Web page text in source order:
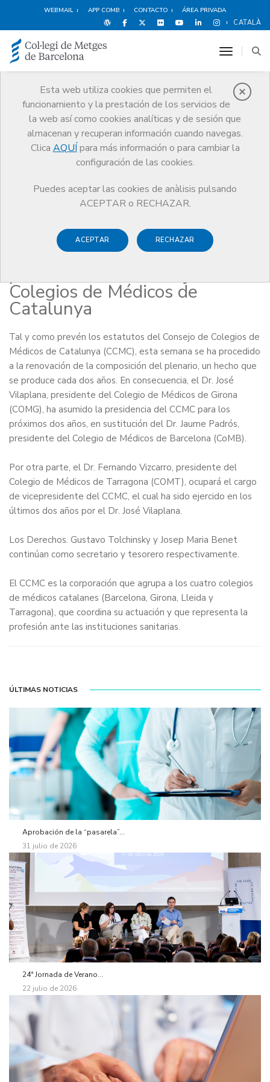
WEBMAIL APP COMB CONTACTO ÁREA PRIVADA
CATALÀ
Esta web utiliza cookies que permiten el
funcionamiento y la prestación de los servicios de
la web así como cookies analíticas y de sesión que
almacenan y recuperan información cuando navegas.
Clica AQUÍ para más información o para cambiar la
configuración de las cookies.
Puedes aceptar las cookies de anàlisis pulsando
ACEPTAR o RECHAZAR.
ACEPTAR RECHAZAR
toggle
Noticias
Comunicación
Noticias
El Dr. José Vilaplana asume la presidencia del Consejo de Colegios de
Médicos de Catalunya
22 JULIO DE 2016
El Dr. José Vilaplana asume la
presidencia del Consejo de
Colegios de Médicos de
Catalunya
Tal y como prevén los estatutos del Consejo de Colegios de
Médicos de Catalunya (CCMC), esta semana se ha procedido
a la renovación de la composición del plenario, un hecho que
se produce cada dos años. En consecuencia, el Dr. José
Vilaplana, presidente del Colegio de Médicos de Girona
(COMG), ha asumido la presidencia del CCMC para los
próximos dos años, en sustitución del Dr. Jaume Padrós,
presidente del Colegio de Médicos de Barcelona (CoMB).
Por otra parte, el Dr. Fernando Vizcarro, presidente del
Colegio de Médicos de Tarragona (COMT), ocupará el cargo
de vicepresidente del CCMC, el cual ha sido ejercido en los
últimos dos años por el Dr. José Vilaplana.
Los Derechos. Gustavo Tolchinsky y Josep Maria Benet
continúan como secretario y tesorero respectivamente.
El CCMC es la corporación que agrupa a los cuatro colegios
de médicos catalanes (Barcelona, Girona, Lleida y
Tarragona), que coordina su actuación y que representa la
profesión ante las instituciones sanitarias.
ÚLTIMAS NOTICIAS
Aprobación de la “pasarela”...
31 julio de 2026
24ª Jornada de Verano...
22 julio de 2026